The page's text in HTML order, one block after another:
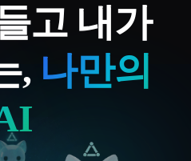
고 내가
, 나만의